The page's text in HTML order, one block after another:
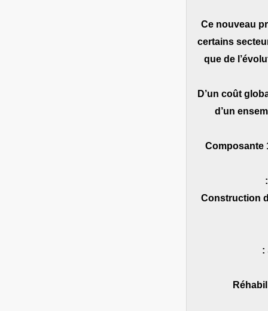
Ce nouveau
certains
que de
D’un coût
d’un
Composante
•
•